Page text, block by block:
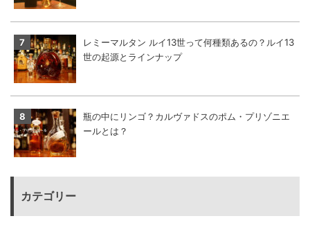
レミーマルタン ルイ13世って何種類あるの？ルイ13
世の起源とラインナップ
瓶の中にリンゴ？カルヴァドスのポム・プリゾニエ
ールとは？
カテゴリー